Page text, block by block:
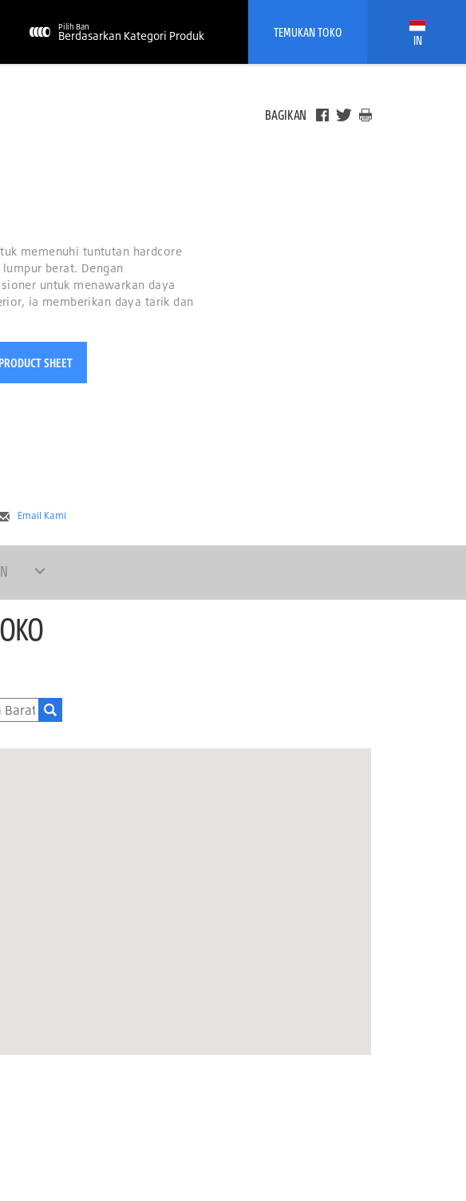
Pilih Ban
Berdasarkan Kategori Produk TEMUKAN TOKO IN
BAGIKAN
memenuhi tuntutan hardcore
berat. Dengan
untuk menawarkan daya
ia memberikan daya tarik dan
SHEET
Email Kami